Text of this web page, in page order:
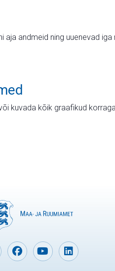
andmeid ning uuenevad iga
kuvada kõik graafikud